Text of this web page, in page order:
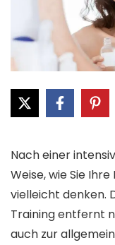
Nach einer
Weise, wie Sie
vielleicht denken.
Training entfernt
auch zur